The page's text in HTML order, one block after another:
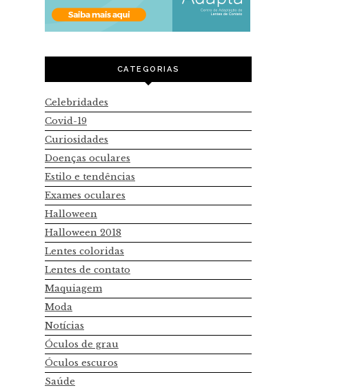
CATEGORIAS
Celebridades
Covid-19
Curiosidades
Doenças oculares
Estilo e tendências
Exames oculares
Halloween
Halloween 2018
Lentes coloridas
Lentes de contato
Maquiagem
Moda
Notícias
Óculos de grau
Óculos escuros
Saúde